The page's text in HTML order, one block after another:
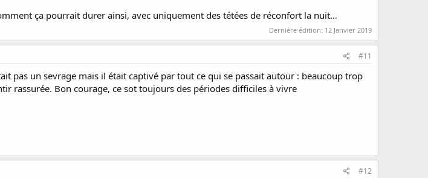
ça pourrait durer ainsi, avec uniquement des tétées de réconfort la nuit…
Dernière édition: 12 Janvier 2019
#11
pas un sevrage mais il était captivé par tout ce qui se passait autour : beaucoup trop
rassurée. Bon courage, ce sot toujours des périodes difficiles à vivre
#12